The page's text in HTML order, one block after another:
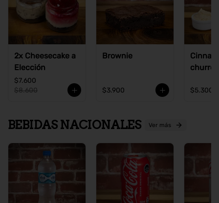
2x Cheesecake a
Elección
$7.600
$8.600
Brownie
$3.900
churros
$5.300
BEBIDAS NACIONALES Ver más